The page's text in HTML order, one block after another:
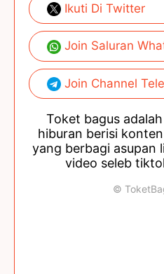
Ikuti Di Twitter
Join Saluran
Join Channel
Toket bagus
hiburan berisi
yang berbagi asupan
video seleb
©